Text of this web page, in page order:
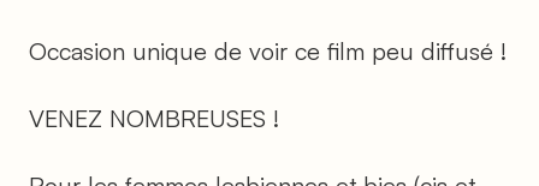
Occasion unique de voir ce film peu diffusé !
VENEZ NOMBREUSES !